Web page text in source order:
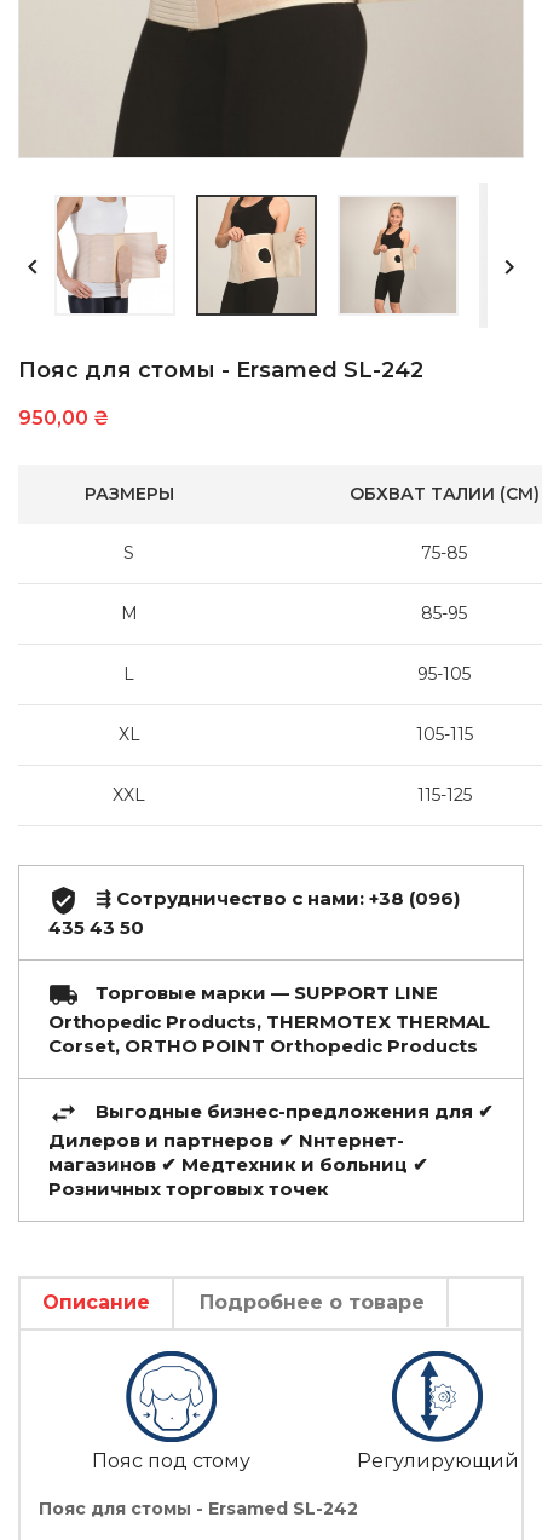
 
Пояс для стомы - Ersamed SL-242
950,00 ₴
РАЗМЕРЫ ОБХВАТ ТАЛИИ (CM)
S 75-85
M 85-95
L 95-105
XL 105-115
XXL 115-125
⇶ Сотрудничество с нами: +38 (096)
435 43 50
Торговые марки — SUPPORT LINE
Orthopedic Products, THERMOTEX THERMAL
Corset, ORTHO POINT Orthopedic Products
Выгодные бизнес-предложения для ✔
Дилеров и партнеров ✔ Nнтернет-
магазинов ✔ Медтехник и больниц ✔
Розничных торговых точек
Описание Подробнее о товаре
Пояс под стому Регулирующий
Пояс для стомы - Ersamed SL-242